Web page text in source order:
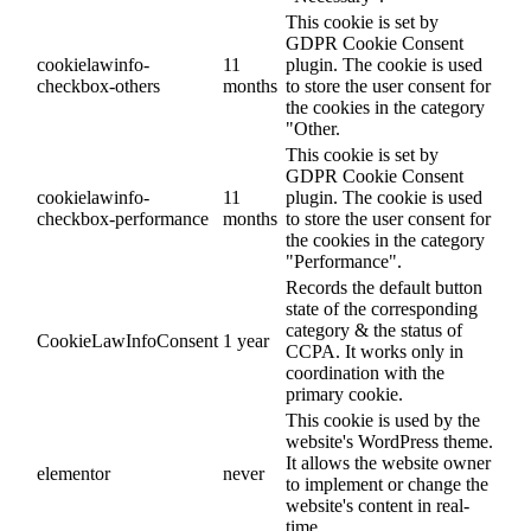
cookielawinfo-
checkbox-others
11
months
This cookie is set by
GDPR Cookie Consent
plugin. The cookie is used
to store the user consent for
the cookies in the category
"Other.
cookielawinfo-
checkbox-performance
11
months
This cookie is set by
GDPR Cookie Consent
plugin. The cookie is used
to store the user consent for
the cookies in the category
"Performance".
CookieLawInfoConsent 1 year
Records the default button
state of the corresponding
category & the status of
CCPA. It works only in
coordination with the
primary cookie.
elementor never
This cookie is used by the
website's WordPress theme.
It allows the website owner
to implement or change the
website's content in real-